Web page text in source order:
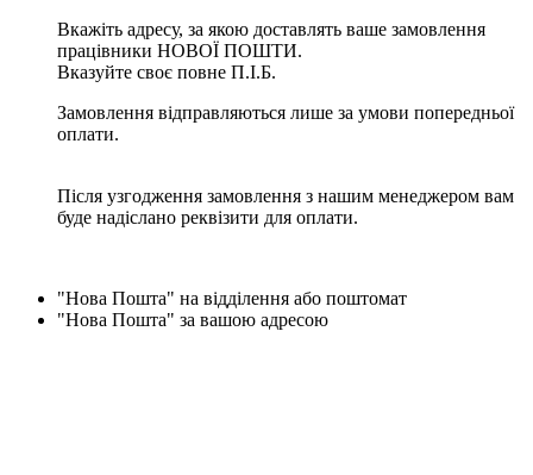
Вкажіть адресу, за якою доставлять ваше замовлення
працівники НОВОЇ ПОШТИ.
Вказуйте своє повне П.І.Б.
Замовлення відправляються лише за умови попередньої
оплати.
Після узгодження замовлення з нашим менеджером вам
буде надіслано реквізити для оплати.
"Нова Пошта" на відділення або поштомат
"Нова Пошта" за вашою адресою